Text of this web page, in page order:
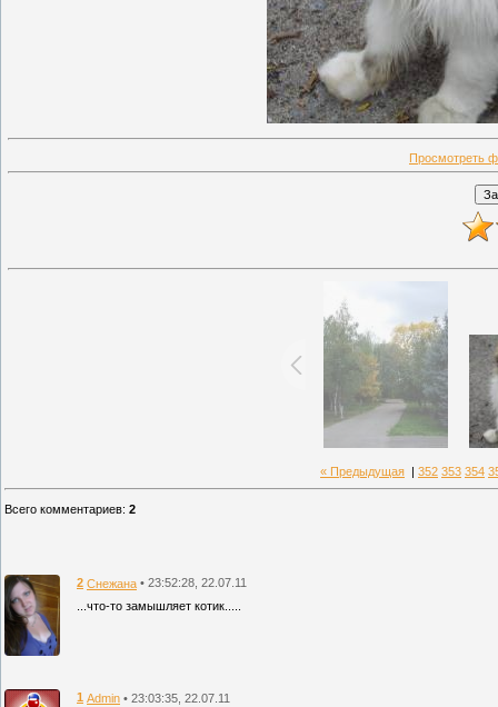
Просмотреть
« Предыдущая 352 353 354
Всего комментариев: 2
2 Снежана • 23:52:28, 22.07.11
...что-то замышляет котик.....
1 Admin • 23:03:35, 22.07.11